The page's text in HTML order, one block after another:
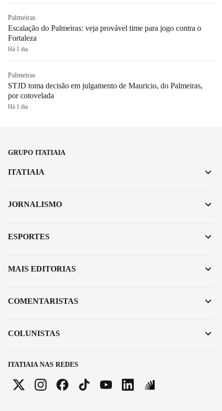
Palmeiras
Escalação do Palmeiras: veja provável time para jogo contra o
Fortaleza
Há 1 dia
Palmeiras
STJD toma decisão em julgamento de Mauricio, do Palmeiras,
por cotovelada
Há 1 dia
GRUPO ITATIAIA
ITATIAIA NAS REDES
ITATIAIA
JORNALISMO
ESPORTES
MAIS EDITORIAS
COMENTARISTAS
COLUNISTAS